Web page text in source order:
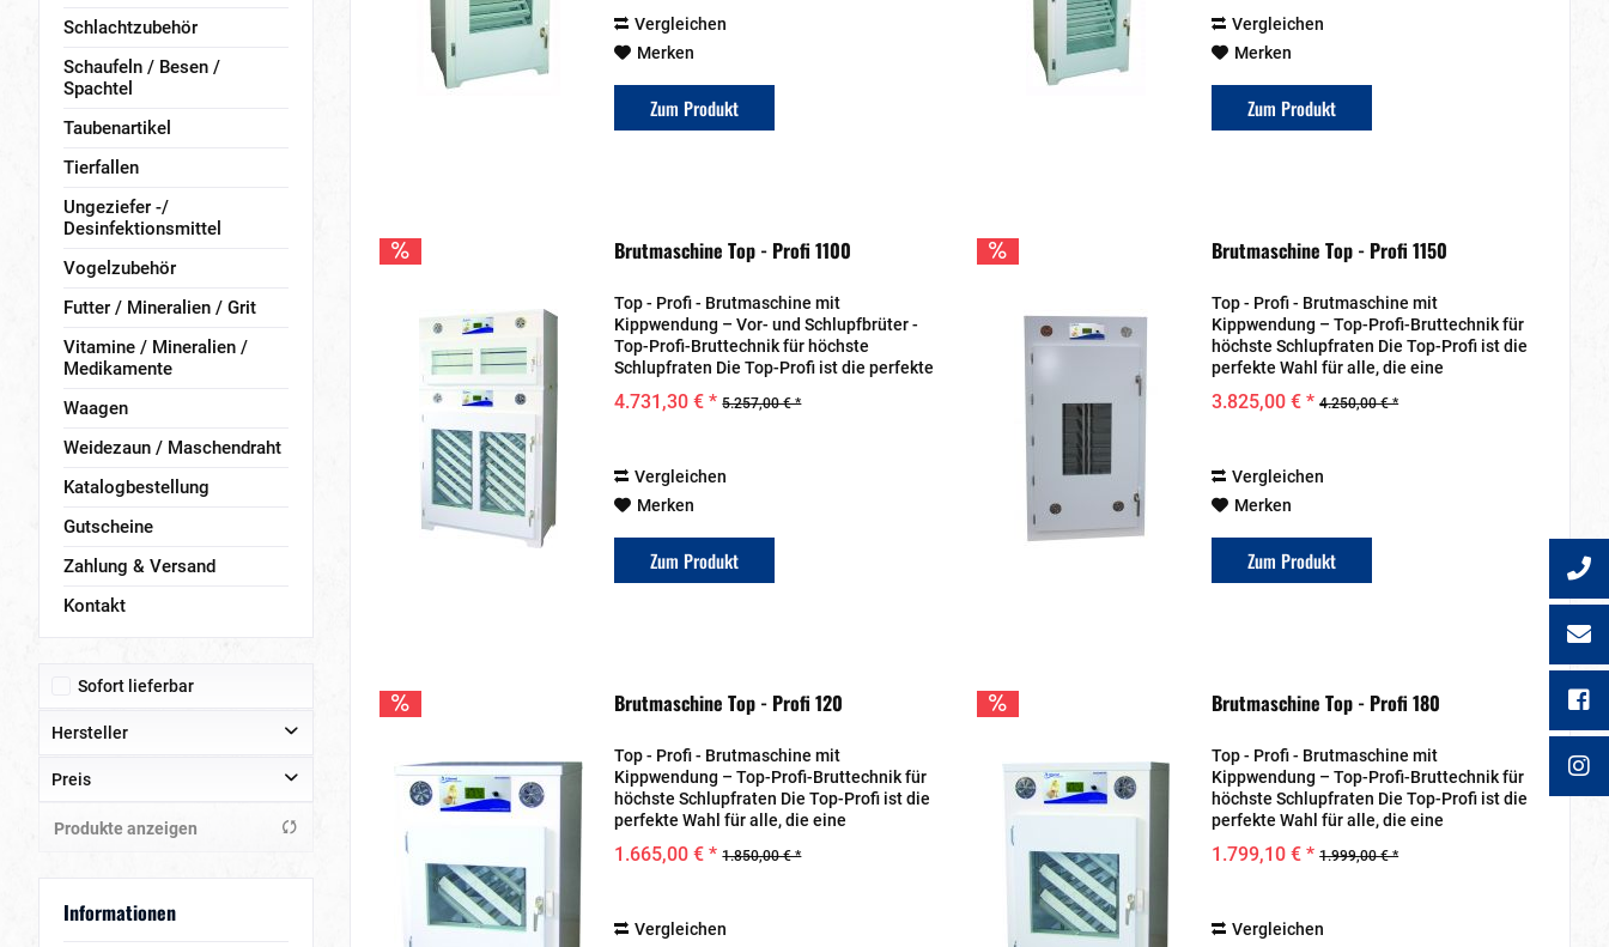
Schlachtzubehör
Schaufeln / Besen /
Spachtel
Taubenartikel
Tierfallen
Ungeziefer -/
Desinfektionsmittel
Vogelzubehör
Futter / Mineralien / Grit
Vitamine / Mineralien /
Medikamente
Waagen
Weidezaun / Maschendraht
Katalogbestellung
Gutscheine
Zahlung & Versand
Kontakt
Sofort lieferbar
Hersteller
Hemel
Preis
Produkte anzeigen
Informationen
Vergleichen
Merken
Zum Produkt
Vergleichen
Merken
Zum Produkt
Brutmaschine Top - Profi 1100
Top - Profi - Brutmaschine mit
Kippwendung – Vor- und Schlupfbrüter -
Top-Profi-Bruttechnik für höchste
Schlupfraten Die Top-Profi ist die perfekte
Wahl für alle, die eine zuverlässige,
vollautomatische Bruttechnik für eine
4.731,30 € * 5.257,00 € *
Vergleichen
Merken
Zum Produkt
Brutmaschine Top - Profi 1150
Top - Profi - Brutmaschine mit
Kippwendung – Top-Profi-Bruttechnik für
höchste Schlupfraten Die Top-Profi ist die
perfekte Wahl für alle, die eine
zuverlässige, vollautomatische
Bruttechnik für eine erfolgreiche
3.825,00 € * 4.250,00 € *
Vergleichen
Merken
Zum Produkt
Brutmaschine Top - Profi 120
Top - Profi - Brutmaschine mit
Kippwendung – Top-Profi-Bruttechnik für
höchste Schlupfraten Die Top-Profi ist die
perfekte Wahl für alle, die eine
zuverlässige, vollautomatische
Bruttechnik für eine erfolgreiche
1.665,00 € * 1.850,00 € *
Vergleichen
Brutmaschine Top - Profi 180
Top - Profi - Brutmaschine mit
Kippwendung – Top-Profi-Bruttechnik für
höchste Schlupfraten Die Top-Profi ist die
perfekte Wahl für alle, die eine
zuverlässige, vollautomatische
Bruttechnik für eine erfolgreiche
1.799,10 € * 1.999,00 € *
Vergleichen